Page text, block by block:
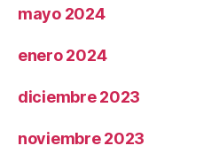
mayo 2024
enero 2024
diciembre 2023
noviembre 2023